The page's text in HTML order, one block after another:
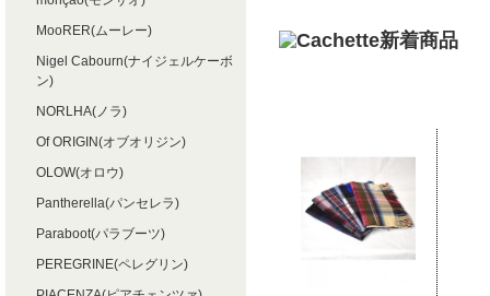
MooRER(ムーレー)
Nigel Cabourn(ナイジェルケーボ
ン)
NORLHA(ノラ)
Of ORIGIN(オブオリジン)
OLOW(オロウ)
Pantherella(パンセレラ)
Paraboot(パラブーツ)
PEREGRINE(ペレグリン)